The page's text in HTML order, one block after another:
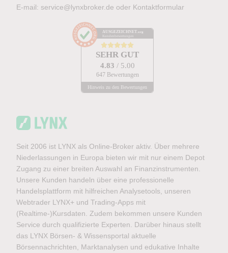
E-mail: service@lynxbroker.de oder Kontaktformular
AUSGEZEICHNET .org
Kundenbewertungen
SEHR GUT
4.83 / 5.00
647 Bewertungen
Hinweis zu den Bewertungen
Seit 2006 ist LYNX als Online-Broker aktiv. Über mehrere
Niederlassungen in Europa bieten wir mit nur einem Depot
Zugang zu einer breiten Auswahl an Finanzinstrumenten.
Unsere Kunden handeln über eine professionelle
Handelsplattform mit hilfreichen Analysetools, unseren
Webtrader LYNX+ und Trading-Apps mit
(Realtime-)Kursdaten. Zudem bekommen unsere Kunden
Service durch qualifizierte Experten. Darüber hinaus stellt
das LYNX Börsen- & Wissensportal aktuelle
Börsennachrichten, Marktanalysen und edukative Inhalte